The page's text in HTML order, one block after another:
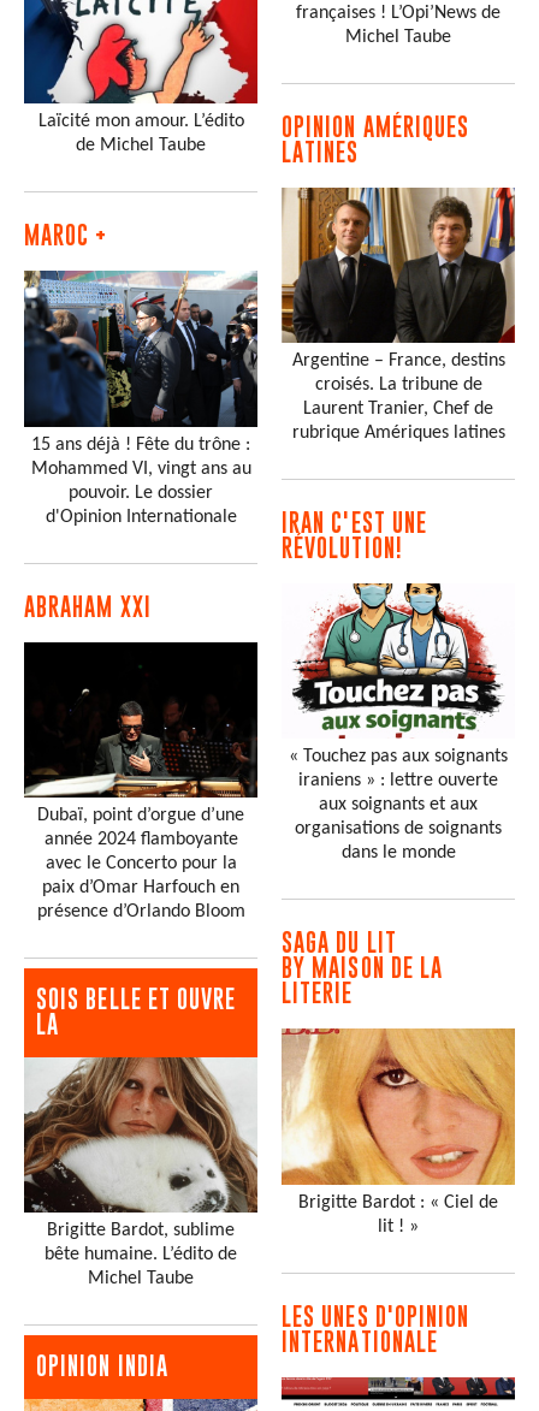
Laïcité mon amour. L’édito
de Michel Taube
MAROC +
15 ans déjà ! Fête du trône :
Mohammed VI, vingt ans au
pouvoir. Le dossier
d'Opinion Internationale
ABRAHAM XXI
Dubaï, point d’orgue d’une
année 2024 flamboyante
avec le Concerto pour la
paix d’Omar Harfouch en
présence d’Orlando Bloom
SOIS BELLE ET OUVRE
LA
Brigitte Bardot, sublime
bête humaine. L’édito de
Michel Taube
OPINION INDIA
françaises ! L’Opi’News de
Michel Taube
OPINION AMÉRIQUES
LATINES
Argentine – France, destins
croisés. La tribune de
Laurent Tranier, Chef de
rubrique Amériques latines
IRAN C'EST UNE
RÉVOLUTION!
« Touchez pas aux soignants
iraniens » : lettre ouverte
aux soignants et aux
organisations de soignants
dans le monde
SAGA DU LIT
BY MAISON DE LA
LITERIE
Brigitte Bardot : « Ciel de
lit ! »
LES UNES D'OPINION
INTERNATIONALE